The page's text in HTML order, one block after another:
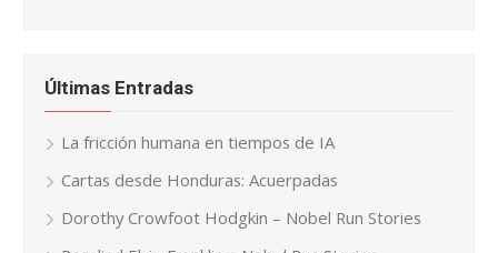
Últimas Entradas
La fricción humana en tiempos de IA
Cartas desde Honduras: Acuerpadas
Dorothy Crowfoot Hodgkin – Nobel Run Stories